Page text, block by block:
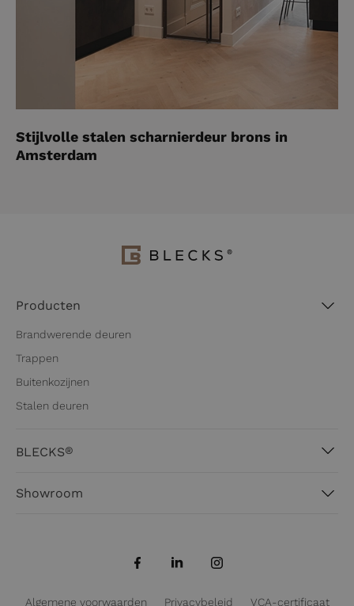
Stijlvolle stalen scharnierdeur brons in
Amsterdam
Producten
Brandwerende deuren
Trappen
Buitenkozijnen
Stalen deuren
BLECKS®
Showroom
Algemene voorwaarden Privacybeleid VCA-certificaat